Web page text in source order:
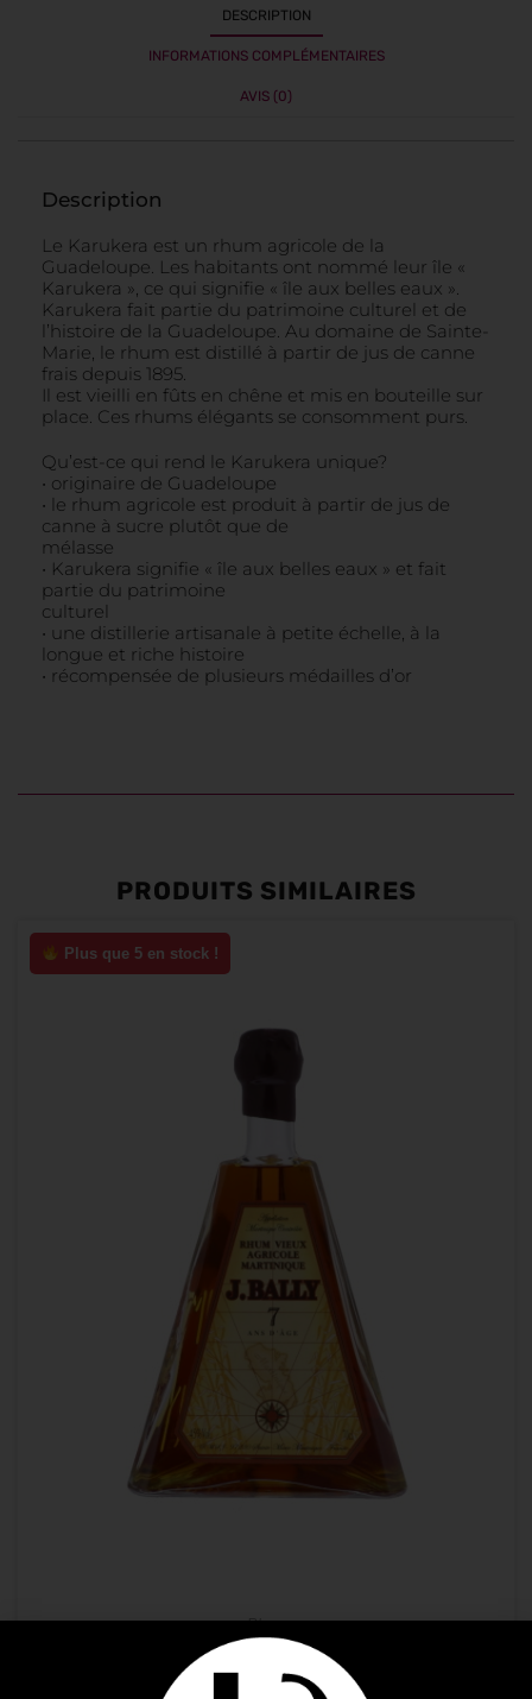
DESCRIPTION
INFORMATIONS COMPLÉMENTAIRES
AVIS (0)
Description
Le Karukera est un rhum agricole de la
Guadeloupe. Les habitants ont nommé leur île «
Karukera », ce qui signifie « île aux belles eaux ».
Karukera fait partie du patrimoine culturel et de
l’histoire de la Guadeloupe. Au domaine de Sainte-
Marie, le rhum est distillé à partir de jus de canne
frais depuis 1895.
Il est vieilli en fûts en chêne et mis en bouteille sur
place. Ces rhums élégants se consomment purs.
Qu’est-ce qui rend le Karukera unique?
• originaire de Guadeloupe
• le rhum agricole est produit à partir de jus de
canne à sucre plutôt que de
mélasse
• Karukera signifie « île aux belles eaux » et fait
partie du patrimoine
culturel
• une distillerie artisanale à petite échelle, à la
longue et riche histoire
• récompensée de plusieurs médailles d’or
PRODUITS SIMILAIRES
Plus que 5 en stock !
Rhum
RHUM BALLY 7Y 0.70